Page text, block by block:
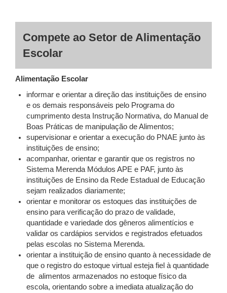
Compete ao Setor de Alimentação
Escolar
Alimentação Escolar
informar e orientar a direção das instituições de ensino
e os demais responsáveis pelo Programa do
cumprimento desta Instrução Normativa, do Manual de
Boas Práticas de manipulação de Alimentos;
supervisionar e orientar a execução do PNAE junto às
instituições de ensino;
acompanhar, orientar e garantir que os registros no
Sistema Merenda Módulos APE e PAF, junto às
instituições de Ensino da Rede Estadual de Educação
sejam realizados diariamente;
orientar e monitorar os estoques das instituições de
ensino para verificação do prazo de validade,
quantidade e variedade dos gêneros alimentícios e
validar os cardápios servidos e registrados efetuados
pelas escolas no Sistema Merenda.
orientar a instituição de ensino quanto à necessidade de
que o registro do estoque virtual esteja fiel à quantidade
de alimentos armazenados no estoque físico da
escola, orientando sobre a imediata atualização do